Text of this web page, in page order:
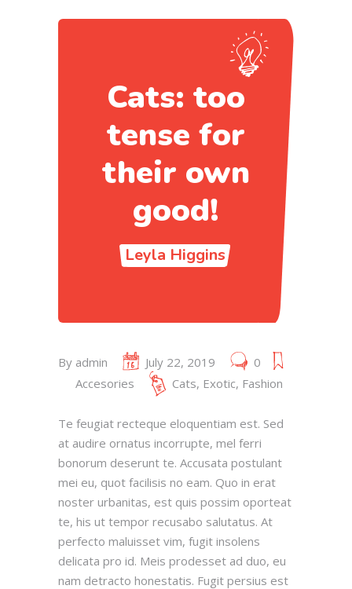
Cats: too
tense for
their own
good!
Leyla Higgins
By admin July 22, 2019
0
Accesories
Cats, Exotic, Fashion
Te feugiat recteque eloquentiam est. Sed
at audire ornatus incorrupte, mel ferri
bonorum deserunt te. Accusata postulant
mei eu, quot facilisis no eam. Quo in erat
noster urbanitas, est quis possim oporteat
te, his ut tempor recusabo salutatus. At
perfecto maluisset vim, fugit insolens
delicata pro id. Meis prodesset ad duo, eu
nam detracto honestatis. Fugit persius est